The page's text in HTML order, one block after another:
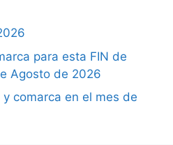
para esta FIN de
Agosto de 2026
comarca en el mes de